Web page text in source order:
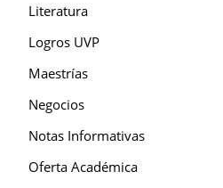
Literatura
Logros UVP
Maestrías
Negocios
Notas Informativas
Oferta Académica